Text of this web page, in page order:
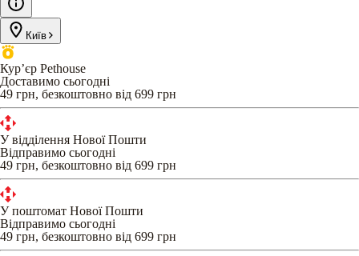
Київ
Кур’єр Pethouse
Доставимо сьогодні
49 грн, безкоштовно від 699 грн
У відділення Нової Пошти
Відправимо сьогодні
49 грн, безкоштовно від 699 грн
У поштомат Нової Пошти
Відправимо сьогодні
49 грн, безкоштовно від 699 грн